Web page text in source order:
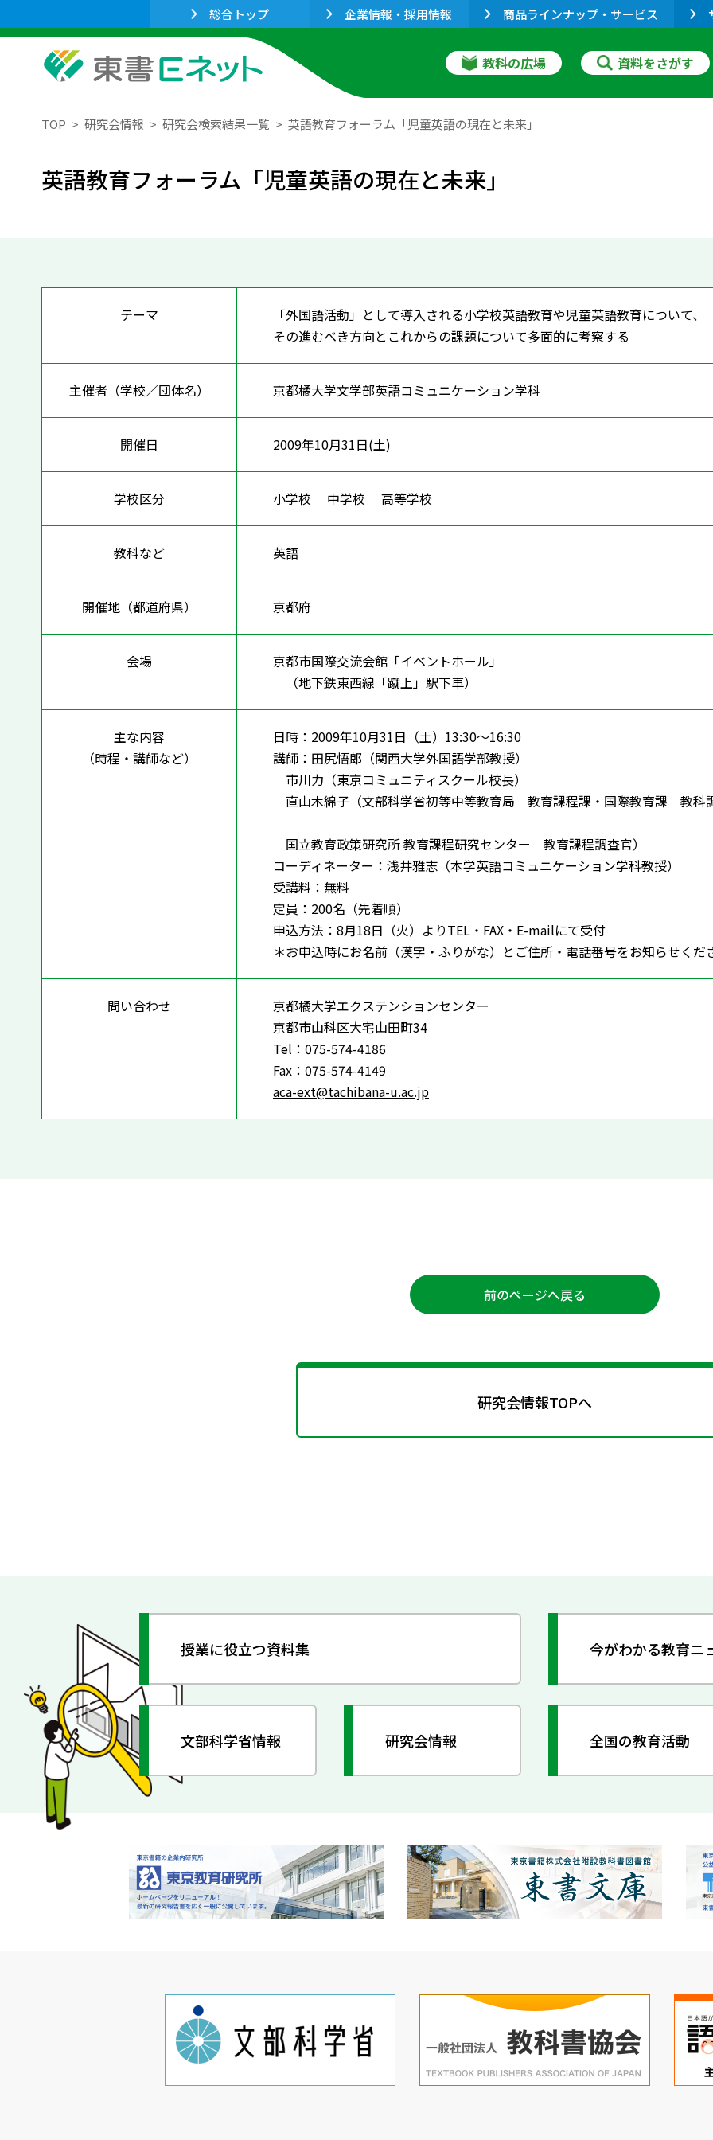
総合トップ 企業情報・採用情報 商品ラインナップ・サービス
教科の広場 資料をさがす
TOP 研究会情報 研究会検索結果一覧 英語教育フォーラム「児童英語の現在と未来」
英語教育フォーラム「児童英語の現在と未来」
テーマ
「外国語活動」として導入される小学校英語教育や児童英語教育について、
その進むべき方向とこれからの課題について多面的に考察する
主催者（学校／団体名） 京都橘大学文学部英語コミュニケーション学科
開催日 2009年10月31日(土)
学校区分 小学校 中学校 高等学校
教科など 英語
開催地（都道府県） 京都府
会場
京都市国際交流会館「イベントホール」
（地下鉄東西線「蹴上」駅下車）
主な内容
（時程・講師など）
日時：2009年10月31日（土）13:30～16:30
講師：田尻悟郎（関西大学外国語学部教授）
市川力（東京コミュニティスクール校長）
直山木綿子（文部科学省初等中等教育局 教育課程課・国際教育課 教科
国立教育政策研究所 教育課程研究センター 教育課程調査官）
コーディネーター：浅井雅志（本学英語コミュニケーション学科教授）
受講料：無料
定員：200名（先着順）
申込方法：8月18日（火）よりTEL・FAX・E-mailにて受付
＊お申込時にお名前（漢字・ふりがな）とご住所・電話番号をお知らせくだ
問い合わせ
京都橘大学エクステンションセンター
京都市山科区大宅山田町34
Tel：075-574-4186
Fax：075-574-4149
aca-ext@tachibana-u.ac.jp
前のページへ戻る
研究会情報TOPへ
授業に役立つ資料集 今がわかる教育ニ
文部科学省情報 研究会情報 全国の教育活動